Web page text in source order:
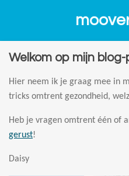
naar
de
Welkom op mijn
Hier neem ik je graag mee in
tricks omtrent gezondheid,
Heb je vragen omtrent één of
gerust!
Daisy